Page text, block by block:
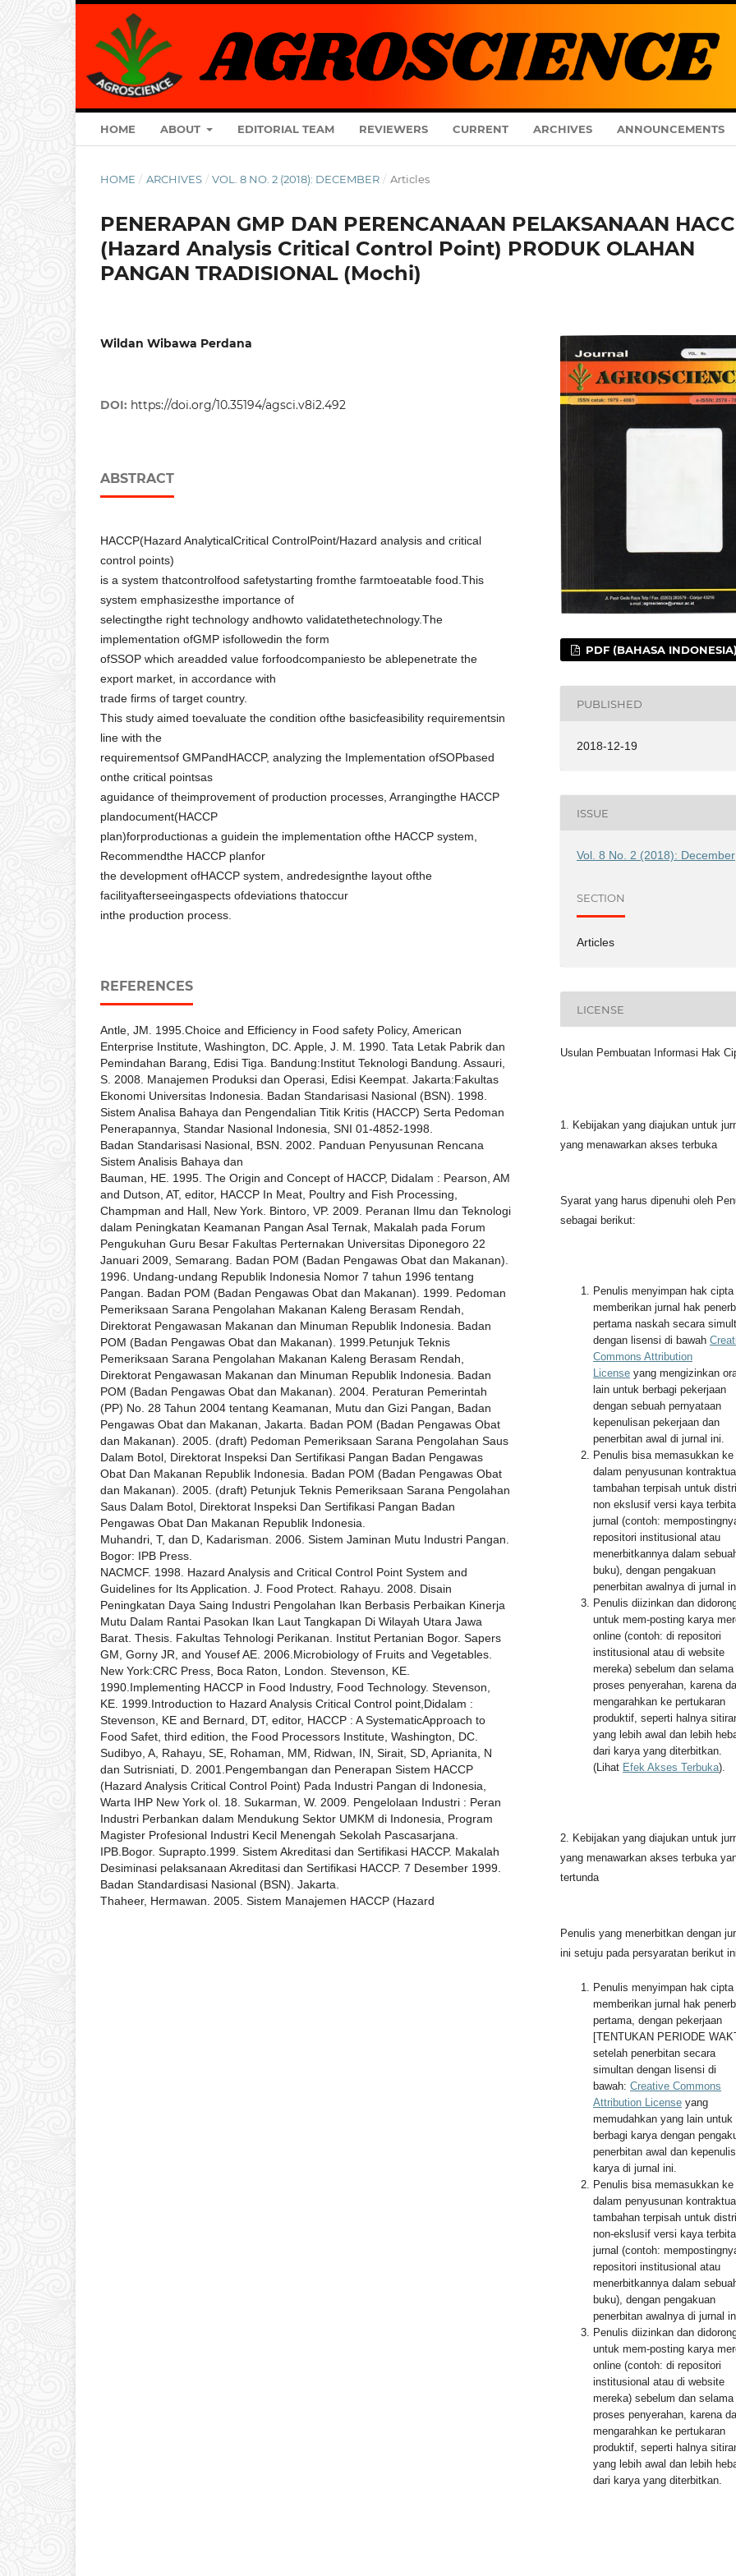
HOME ABOUT EDITORIAL TEAM REVIEWERS CURRENT ARCHIVES ANNOUNCEMENTS
HOME / ARCHIVES / VOL. 8 NO. 2 (2018): DECEMBER / Articles
PENERAPAN GMP DAN PERENCANAAN PELAKSANAAN
(Hazard Analysis Critical Control Point) PRODUK OLAHAN
PANGAN TRADISIONAL (Mochi)
Wildan Wibawa Perdana
DOI: https://doi.org/10.35194/agsci.v8i2.492
ABSTRACT
HACCP(Hazard AnalyticalCritical ControlPoint/Hazard analysis and critical
control points)
is a system thatcontrolfood safetystarting fromthe farmtoeatable food.This
system emphasizesthe importance of
selectingthe right technology andhowto validatethetechnology.The
implementation ofGMP isfollowedin the form
ofSSOP which areadded value forfoodcompaniesto be ablepenetrate the
export market, in accordance with
trade firms of target country.
This study aimed toevaluate the condition ofthe basicfeasibility requirementsin
line with the
requirementsof GMPandHACCP, analyzing the Implementation ofSOPbased
onthe critical pointsas
aguidance of theimprovement of production processes, Arrangingthe HACCP
plandocument(HACCP
plan)forproductionas a guidein the implementation ofthe HACCP system,
Recommendthe HACCP planfor
the development ofHACCP system, andredesignthe layout ofthe
facilityafterseeingaspects ofdeviations thatoccur
inthe production process.
REFERENCES
Antle, JM. 1995.Choice and Efficiency in Food safety Policy, American
Enterprise Institute, Washington, DC. Apple, J. M. 1990. Tata Letak Pabrik dan
Pemindahan Barang, Edisi Tiga. Bandung:Institut Teknologi Bandung. Assauri,
S. 2008. Manajemen Produksi dan Operasi, Edisi Keempat. Jakarta:Fakultas
Ekonomi Universitas Indonesia. Badan Standarisasi Nasional (BSN). 1998.
Sistem Analisa Bahaya dan Pengendalian Titik Kritis (HACCP) Serta Pedoman
Penerapannya, Standar Nasional Indonesia, SNI 01-4852-1998.
Badan Standarisasi Nasional, BSN. 2002. Panduan Penyusunan Rencana
Sistem Analisis Bahaya dan
Bauman, HE. 1995. The Origin and Concept of HACCP, Didalam : Pearson, AM
and Dutson, AT, editor, HACCP In Meat, Poultry and Fish Processing,
Champman and Hall, New York. Bintoro, VP. 2009. Peranan Ilmu dan Teknologi
dalam Peningkatan Keamanan Pangan Asal Ternak, Makalah pada Forum
Pengukuhan Guru Besar Fakultas Perternakan Universitas Diponegoro 22
Januari 2009, Semarang. Badan POM (Badan Pengawas Obat dan Makanan).
1996. Undang-undang Republik Indonesia Nomor 7 tahun 1996 tentang
Pangan. Badan POM (Badan Pengawas Obat dan Makanan). 1999. Pedoman
Pemeriksaan Sarana Pengolahan Makanan Kaleng Berasam Rendah,
Direktorat Pengawasan Makanan dan Minuman Republik Indonesia. Badan
POM (Badan Pengawas Obat dan Makanan). 1999.Petunjuk Teknis
Pemeriksaan Sarana Pengolahan Makanan Kaleng Berasam Rendah,
Direktorat Pengawasan Makanan dan Minuman Republik Indonesia. Badan
POM (Badan Pengawas Obat dan Makanan). 2004. Peraturan Pemerintah
(PP) No. 28 Tahun 2004 tentang Keamanan, Mutu dan Gizi Pangan, Badan
Pengawas Obat dan Makanan, Jakarta. Badan POM (Badan Pengawas Obat
dan Makanan). 2005. (draft) Pedoman Pemeriksaan Sarana Pengolahan Saus
Dalam Botol, Direktorat Inspeksi Dan Sertifikasi Pangan Badan Pengawas
Obat Dan Makanan Republik Indonesia. Badan POM (Badan Pengawas Obat
dan Makanan). 2005. (draft) Petunjuk Teknis Pemeriksaan Sarana Pengolahan
Saus Dalam Botol, Direktorat Inspeksi Dan Sertifikasi Pangan Badan
Pengawas Obat Dan Makanan Republik Indonesia.
Muhandri, T, dan D, Kadarisman. 2006. Sistem Jaminan Mutu Industri Pangan.
Bogor: IPB Press.
NACMCF. 1998. Hazard Analysis and Critical Control Point System and
Guidelines for Its Application. J. Food Protect. Rahayu. 2008. Disain
Peningkatan Daya Saing Industri Pengolahan Ikan Berbasis Perbaikan Kinerja
Mutu Dalam Rantai Pasokan Ikan Laut Tangkapan Di Wilayah Utara Jawa
Barat. Thesis. Fakultas Tehnologi Perikanan. Institut Pertanian Bogor. Sapers
GM, Gorny JR, and Yousef AE. 2006.Microbiology of Fruits and Vegetables.
New York:CRC Press, Boca Raton, London. Stevenson, KE.
1990.Implementing HACCP in Food Industry, Food Technology. Stevenson,
KE. 1999.Introduction to Hazard Analysis Critical Control point,Didalam :
Stevenson, KE and Bernard, DT, editor, HACCP : A SystematicApproach to
Food Safet, third edition, the Food Processors Institute, Washington, DC.
Sudibyo, A, Rahayu, SE, Rohaman, MM, Ridwan, IN, Sirait, SD, Aprianita, N
dan Sutrisniati, D. 2001.Pengembangan dan Penerapan Sistem HACCP
(Hazard Analysis Critical Control Point) Pada Industri Pangan di Indonesia,
Warta IHP New York ol. 18. Sukarman, W. 2009. Pengelolaan Industri : Peran
Industri Perbankan dalam Mendukung Sektor UMKM di Indonesia, Program
Magister Profesional Industri Kecil Menengah Sekolah Pascasarjana.
IPB.Bogor. Suprapto.1999. Sistem Akreditasi dan Sertifikasi HACCP. Makalah
Desiminasi pelaksanaan Akreditasi dan Sertifikasi HACCP. 7 Desember 1999.
Badan Standardisasi Nasional (BSN). Jakarta.
Thaheer, Hermawan. 2005. Sistem Manajemen HACCP (Hazard
PDF (BAHASA INDONESIA)
PUBLISHED
2018-12-19
ISSUE
Vol. 8 No. 2 (2018): December
SECTION
Articles
LICENSE
Usulan Pembuatan Informasi Hak
1. Kebijakan yang diajukan untuk
yang menawarkan akses terbuka
Syarat yang harus dipenuhi oleh
sebagai berikut:
Penulis menyimpan hak cipta
memberikan jurnal hak
pertama naskah secara
dengan lisensi di bawah
Commons Attribution
License yang mengizinkan
lain untuk berbagi pekerjaan
dengan sebuah pernyataan
kepenulisan pekerjaan dan
penerbitan awal di jurnal ini.
Penulis bisa memasukkan ke
dalam penyusunan kontraktual
tambahan terpisah untuk
non ekslusif versi kaya
jurnal (contoh:
repositori institusional atau
menerbitkannya dalam
buku), dengan pengakuan
penerbitan awalnya di jurnal
Penulis diizinkan dan
untuk mem-posting karya
online (contoh: di repositori
institusional atau di website
mereka) sebelum dan selama
proses penyerahan, karena
mengarahkan ke pertukaran
produktif, seperti halnya
yang lebih awal dan lebih
dari karya yang diterbitkan.
(Lihat Efek Akses Terbuka).
2. Kebijakan yang diajukan untuk
yang menawarkan akses terbuka
tertunda
Penulis yang menerbitkan dengan
ini setuju pada persyaratan berikut
Penulis menyimpan hak cipta
memberikan jurnal hak
pertama, dengan pekerjaan
[TENTUKAN PERIODE
setelah penerbitan secara
simultan dengan lisensi di
bawah: Creative Commons
Attribution License yang
memudahkan yang lain untuk
berbagi karya dengan
penerbitan awal dan
karya di jurnal ini.
Penulis bisa memasukkan ke
dalam penyusunan kontraktual
tambahan terpisah untuk
non-ekslusif versi kaya
jurnal (contoh:
repositori institusional atau
menerbitkannya dalam
buku), dengan pengakuan
penerbitan awalnya di jurnal
Penulis diizinkan dan
untuk mem-posting karya
online (contoh: di repositori
institusional atau di website
mereka) sebelum dan selama
proses penyerahan, karena
mengarahkan ke pertukaran
produktif, seperti halnya
yang lebih awal dan lebih
dari karya yang diterbitkan.